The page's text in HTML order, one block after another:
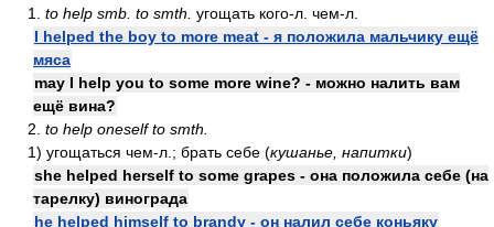
1. to help smb. to smth. угощать кого-л. чем-л.
I helped the boy to more meat - я положила мальчику ещё
мяса
may I help you to some more wine? - можно налить вам
ещё вина?
2. to help oneself to smth.
1) угощаться чем-л.; брать себе (кушанье, напитки)
she helped herself to some grapes - она положила себе (на
тарелку) винограда
he helped himself to brandy - он налил себе коньяку